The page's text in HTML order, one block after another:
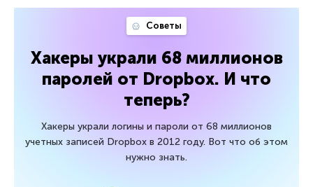
Советы
Хакеры украли 68 миллионов
паролей от Dropbox. И что
теперь?
Хакеры украли логины и пароли от 68 миллионов
учетных записей Dropbox в 2012 году. Вот что об этом
нужно знать.